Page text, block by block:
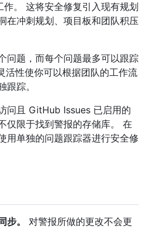
作。 这将安全修复引入现有规划
在冲刺规划、项目板和团队积压
问题，而每个问题最多可以跟踪
活性使你可以根据团队的工作流
踪。
问且 GitHub Issues 已启用的
仅限于找到警报的存储库。 在
用单独的问题跟踪器进行安全修
。
对警报所做的更改不会更